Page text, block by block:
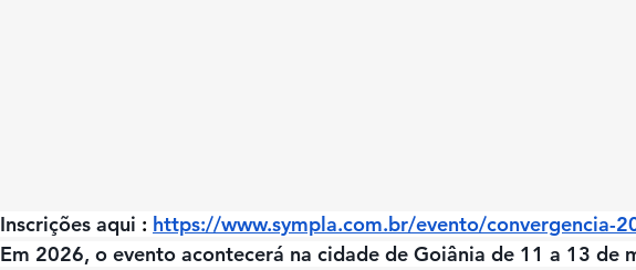
Inscrições aqui : https://www.sympla.com.br/evento/convergencia-
Em 2026, o evento acontecerá na cidade de Goiânia de 11 a 13 de